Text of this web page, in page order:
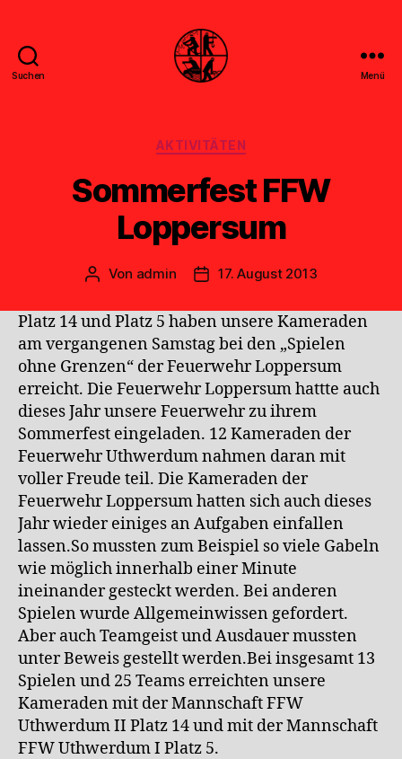
Suchen Menü
Kategorien
AKTIVITÄTEN
Sommerfest FFW
Loppersum
Beitragsautor
Von admin Veröffentlichungsdatum
17. August 2013
Platz 14 und Platz 5 haben unsere Kameraden
am vergangenen Samstag bei den „Spielen
ohne Grenzen“ der Feuerwehr Loppersum
erreicht. Die Feuerwehr Loppersum hattte auch
dieses Jahr unsere Feuerwehr zu ihrem
Sommerfest eingeladen. 12 Kameraden der
Feuerwehr Uthwerdum nahmen daran mit
voller Freude teil. Die Kameraden der
Feuerwehr Loppersum hatten sich auch dieses
Jahr wieder einiges an Aufgaben einfallen
lassen.So mussten zum Beispiel so viele Gabeln
wie möglich innerhalb einer Minute
ineinander gesteckt werden. Bei anderen
Spielen wurde Allgemeinwissen gefordert.
Aber auch Teamgeist und Ausdauer mussten
unter Beweis gestellt werden.Bei insgesamt 13
Spielen und 25 Teams erreichten unsere
Kameraden mit der Mannschaft FFW
Uthwerdum II Platz 14 und mit der Mannschaft
FFW Uthwerdum I Platz 5.